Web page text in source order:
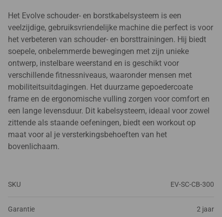
Het Evolve schouder- en borstkabelsysteem is een
veelzijdige, gebruiksvriendelijke machine die perfect is voor
het verbeteren van schouder- en borsttrainingen. Hij biedt
soepele, onbelemmerde bewegingen met zijn unieke
ontwerp, instelbare weerstand en is geschikt voor
verschillende fitnessniveaus, waaronder mensen met
mobiliteitsuitdagingen. Het duurzame gepoedercoate
frame en de ergonomische vulling zorgen voor comfort en
een lange levensduur. Dit kabelsysteem, ideaal voor zowel
zittende als staande oefeningen, biedt een workout op
maat voor al je versterkingsbehoeften van het
bovenlichaam.
SKU EV-SC-CB-300
Garantie 2 jaar